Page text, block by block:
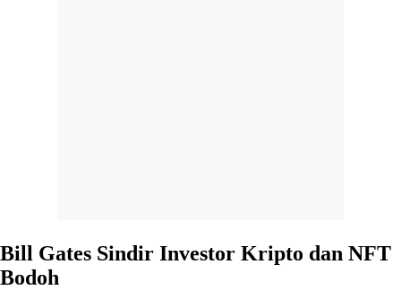
Bill Gates Sindir Investor Kripto dan NFT
Bodoh